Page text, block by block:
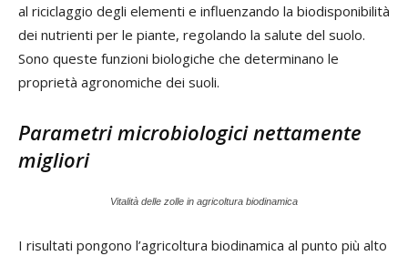
al riciclaggio degli elementi e influenzando la biodisponibilità
dei nutrienti per le piante, regolando la salute del suolo.
Sono queste funzioni biologiche che determinano le
proprietà agronomiche dei suoli.
Parametri microbiologici nettamente
migliori
Vitalità delle zolle in agricoltura biodinamica
I risultati pongono l’agricoltura biodinamica al punto più alto